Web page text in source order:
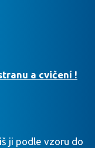
a cvičení !
ji podle vzoru do